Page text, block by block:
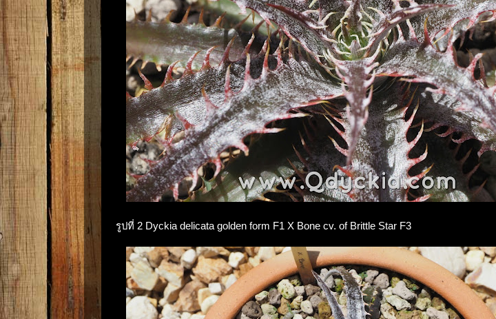
รูปที่ 2 Dyckia delicata golden form F1 X Bone cv. of Brittle Star F3